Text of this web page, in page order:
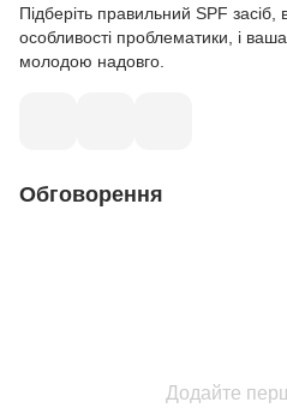
Підберіть правильний SPF засіб,
особливості проблематики, і
молодою надовго.
Обговорення
Додайте